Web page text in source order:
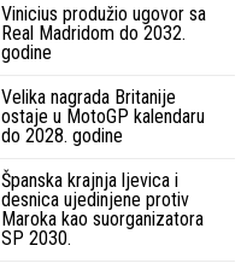
Vinicius produžio ugovor sa
Real Madridom do 2032.
godine
Velika nagrada Britanije
ostaje u MotoGP kalendaru
do 2028. godine
Španska krajnja ljevica i
desnica ujedinjene protiv
Maroka kao suorganizatora
SP 2030.